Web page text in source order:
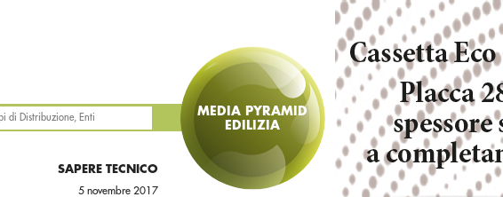
MEDIA PYRAMID
EDILIZIA
SAPERE TECNICO
5 novembre 2017